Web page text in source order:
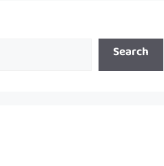
Search